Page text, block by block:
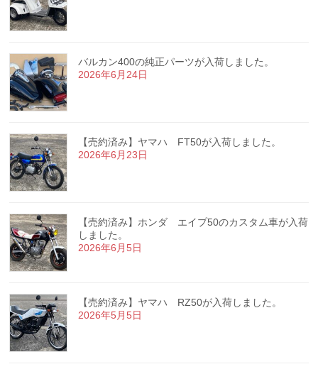
バルカン400の純正パーツが入荷しました。
2026年6月24日
【売約済み】ヤマハ FT50が入荷しました。
2026年6月23日
【売約済み】ホンダ エイプ50のカスタム車が入荷
しました。
2026年6月5日
【売約済み】ヤマハ RZ50が入荷しました。
2026年5月5日